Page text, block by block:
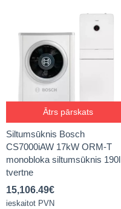
Ātrs pārskats
Siltumsūknis Bosch
CS7000iAW 17kW ORM-T
monobloka siltumsūknis 190l
tvertne
15,106.49€
ieskaitot PVN